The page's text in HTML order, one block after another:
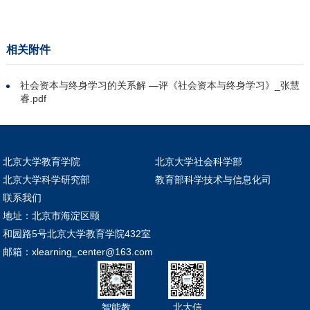
相关附件
社会资本与终身学习的关系解 —评《社会资本与终身学习》_张慧
睿.pdf
北京大学教育学院
北京大学社会科学部
北京大学科学研究部
教育部科学技术与信息化司
联系我们
地址：北京市海淀区颐
和园路5号北京大学教育学院432室
邮箱：xlearning_center@163.com
智能教 北大信